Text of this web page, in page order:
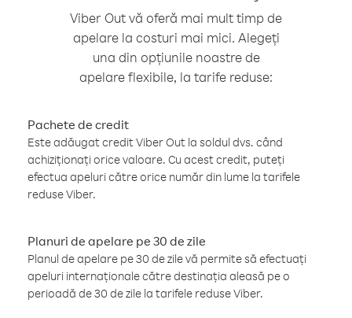
Viber Out vă oferă mai mult timp de
apelare la costuri mai mici. Alegeți
una din opțiunile noastre de
apelare flexibile, la tarife reduse:
Pachete de credit
Este adăugat credit Viber Out la soldul dvs. când
achiziționați orice valoare. Cu acest credit, puteți
efectua apeluri către orice număr din lume la tarifele
reduse Viber.
Planuri de apelare pe 30 de zile
Planul de apelare pe 30 de zile vă permite să efectuați
apeluri internaționale către destinația aleasă pe o
perioadă de 30 de zile la tarifele reduse Viber.